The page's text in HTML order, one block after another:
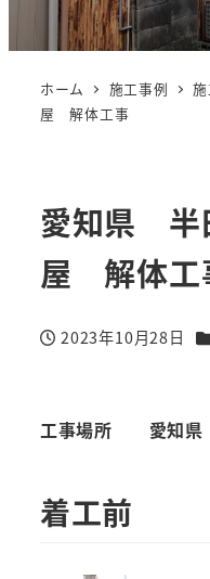
ホーム 施工事例
屋 解体工事
愛知県
屋 解体工
投稿日
2023年10月28日
工事場所 愛知
着工前